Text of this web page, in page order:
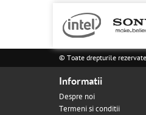
© Toate drepturile
Informatii
Despre noi
Termeni si conditii